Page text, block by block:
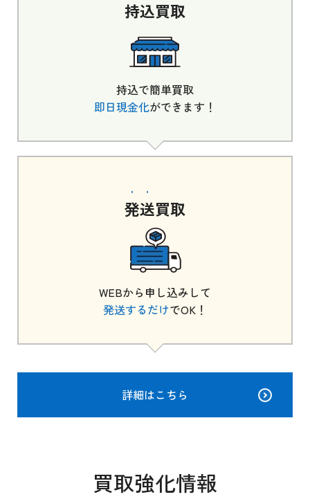
持込買取
持込で簡単買取
即日現金化ができます！
発送買取
WEBから申し込みして
発送するだけでOK！
詳細はこちら
買取強化情報